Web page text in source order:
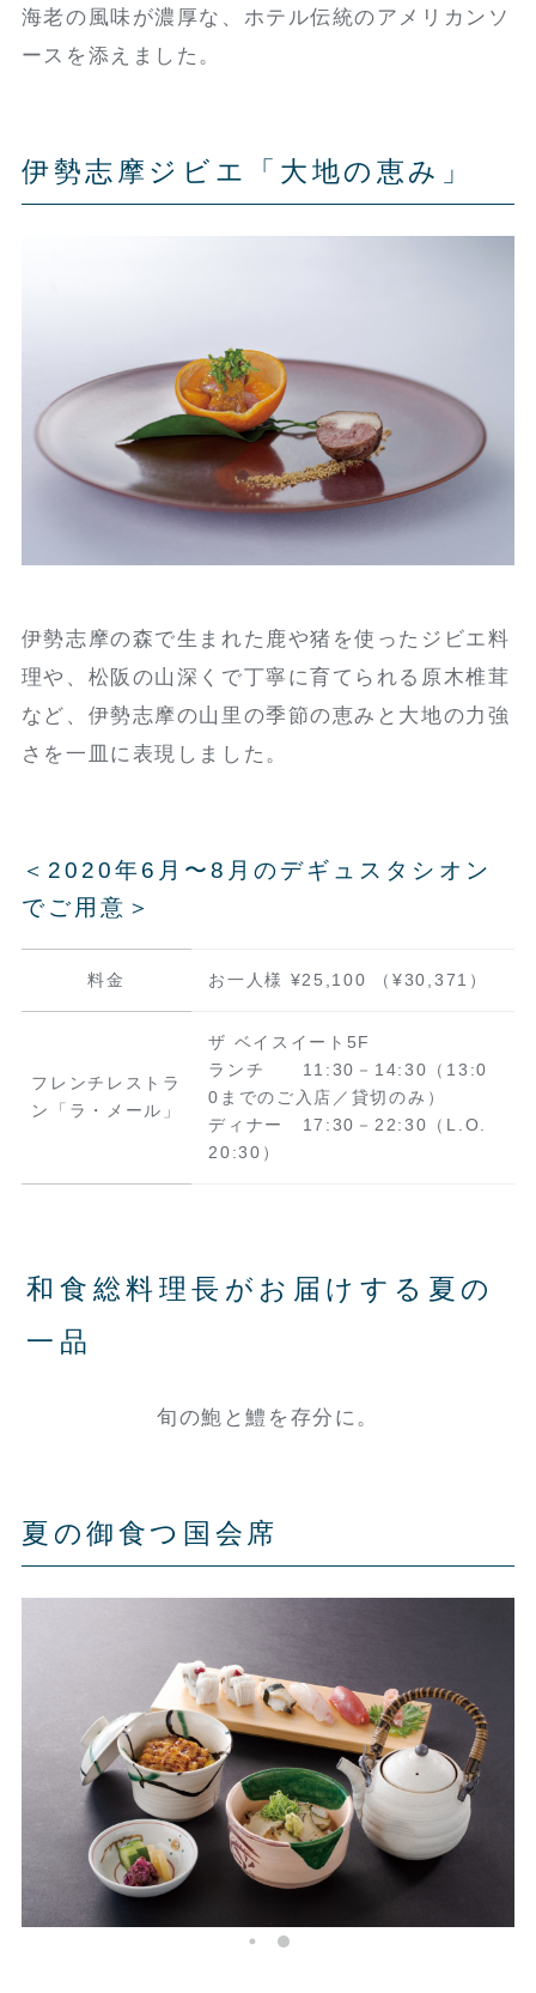
海老の風味が濃厚な、ホテル伝統のアメリカンソ
ースを添えました。
伊勢志摩ジビエ「大地の恵み」
伊勢志摩の森で生まれた鹿や猪を使ったジビエ料
理や、松阪の山深くで丁寧に育てられる原木椎茸
など、伊勢志摩の山里の季節の恵みと大地の力強
さを一皿に表現しました。
＜2020年6月〜8月のデギュスタシオン
でご用意＞
料金 お一人様 ¥25,100 （¥30,371）
フレンチレストラ
ン「ラ・メール」
ザ ベイスイート5F
ランチ 11:30－14:30（13:0
0までのご入店／貸切のみ）
ディナー 17:30－22:30（L.O.
20:30）
和食総料理長がお届けする夏の
一品
旬の鮑と鱧を存分に。
夏の御食つ国会席